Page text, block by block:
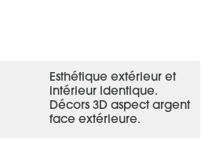
Esthétique extérieur et
intérieur identique.
Décors 3D aspect argent
face extérieure.